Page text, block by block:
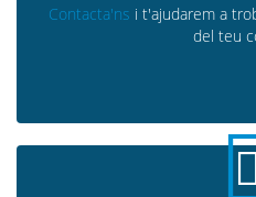
Contacta'ns i t'ajudarem a
del teu